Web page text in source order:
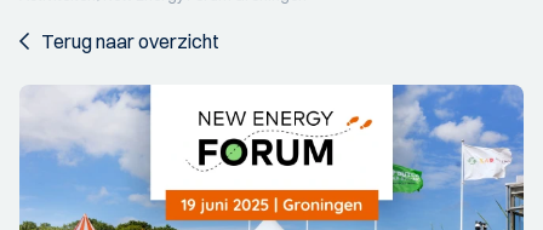
Terug naar overzicht